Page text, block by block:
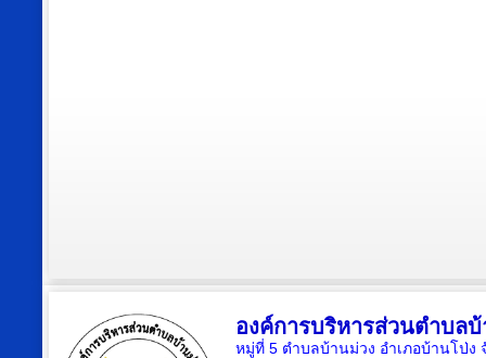
องค์การบริหารส่วนตำบล
หมู่ที่ 5 ตำบลบ้านม่วง อำเภอบ้านโป่ง